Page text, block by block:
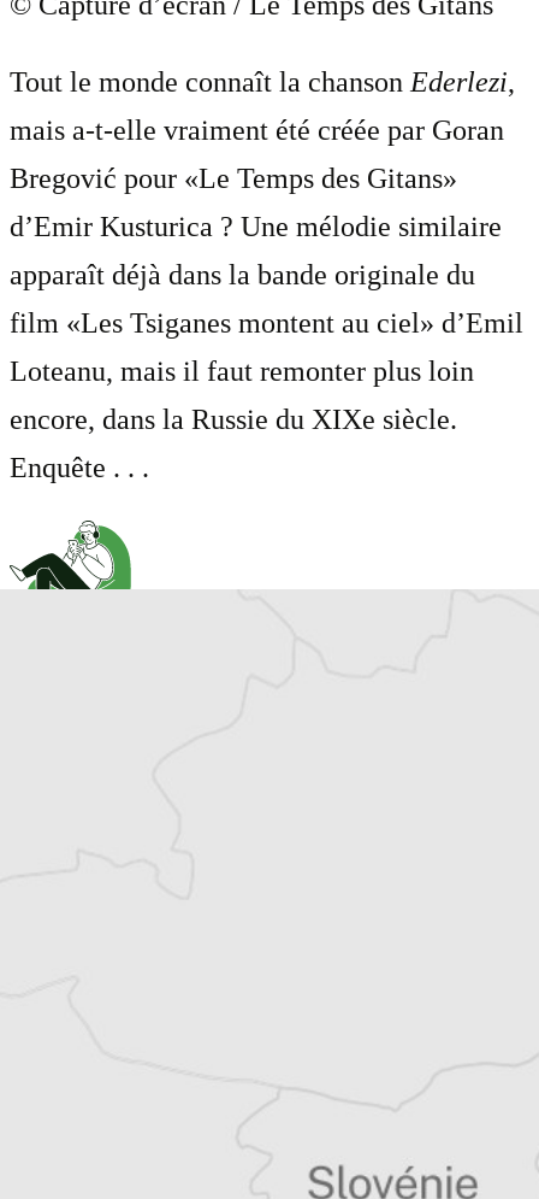
Tout le monde connaît la chanson Ederlezi,
mais a-t-elle vraiment été créée par Goran
Bregović pour «Le Temps des Gitans»
d’Emir Kusturica ? Une mélodie similaire
apparaît déjà dans la bande originale du
film «Les Tsiganes montent au ciel» d’Emil
Loteanu, mais il faut remonter plus loin
encore, dans la Russie du XIXe siècle.
Enquête . . .
Résiliable à tout moment en quelques clics